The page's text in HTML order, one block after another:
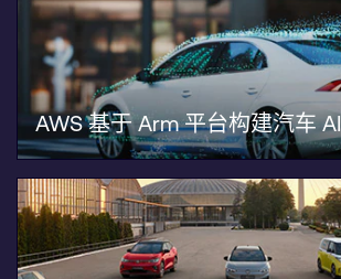
AWS 基于 Arm 平台构建汽车 AI